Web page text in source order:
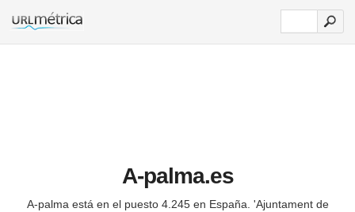
A-palma.es
A-palma está en el puesto 4.245 en España. 'Ajuntament de